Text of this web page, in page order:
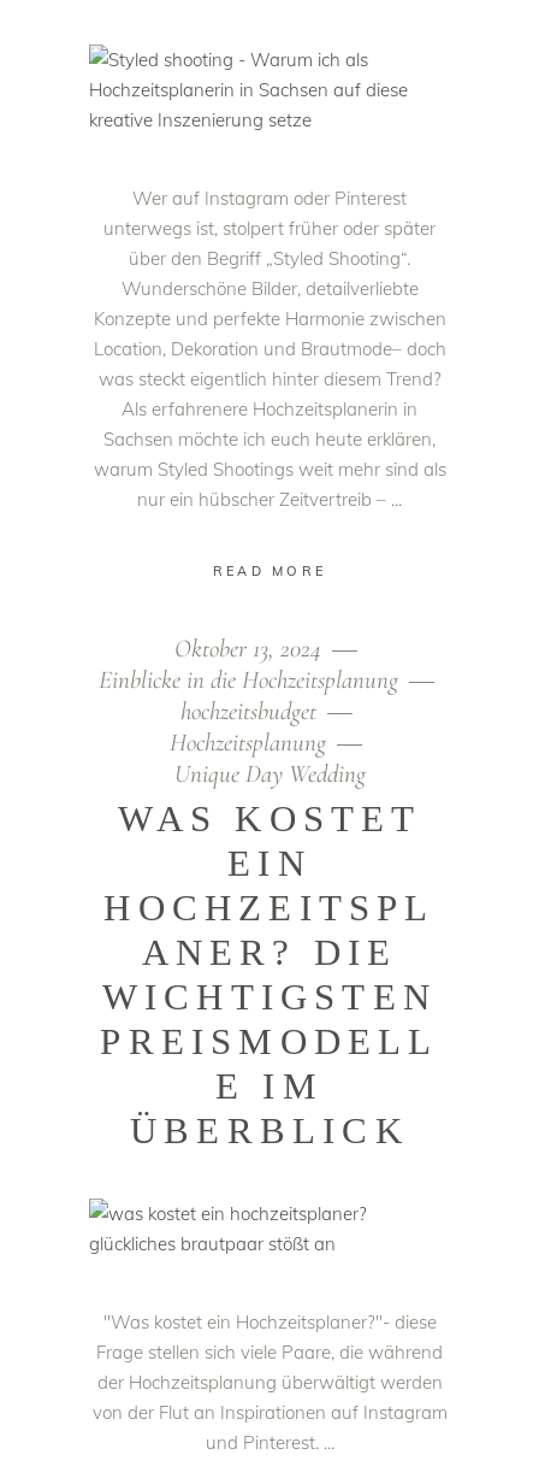
Wer auf Instagram oder Pinterest
unterwegs ist, stolpert früher oder später
über den Begriff „Styled Shooting“.
Wunderschöne Bilder, detailverliebte
Konzepte und perfekte Harmonie zwischen
Location, Dekoration und Brautmode– doch
was steckt eigentlich hinter diesem Trend?
Als erfahrenere Hochzeitsplanerin in
Sachsen möchte ich euch heute erklären,
warum Styled Shootings weit mehr sind als
nur ein hübscher Zeitvertreib –
READ MORE
Oktober 13, 2024
Einblicke in die Hochzeitsplanung
hochzeitsbudget
Hochzeitsplanung
Unique Day Wedding
WAS KOSTET
EIN
HOCHZEITSPL
ANER? DIE
WICHTIGSTEN
PREISMODELL
E IM
ÜBERBLICK
"Was kostet ein Hochzeitsplaner?"- diese
Frage stellen sich viele Paare, die während
der Hochzeitsplanung überwältigt werden
von der Flut an Inspirationen auf Instagram
und Pinterest.